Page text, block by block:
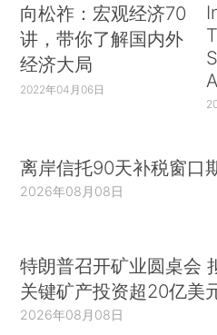
向松祚：宏观经济70
讲，带你了解国内外
经济大局
2022年04月06日
离岸信托90天补税窗口
2026年08月08日
特朗普召开矿业圆桌会
关键矿产投资超20亿美
2026年08月08日